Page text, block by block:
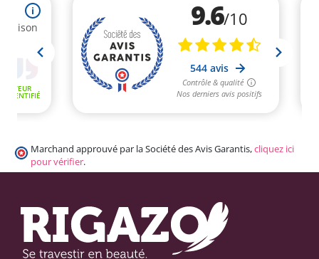
Marchand approuvé par la Société des Avis Garantis,cliquez ici
pour vérifier.